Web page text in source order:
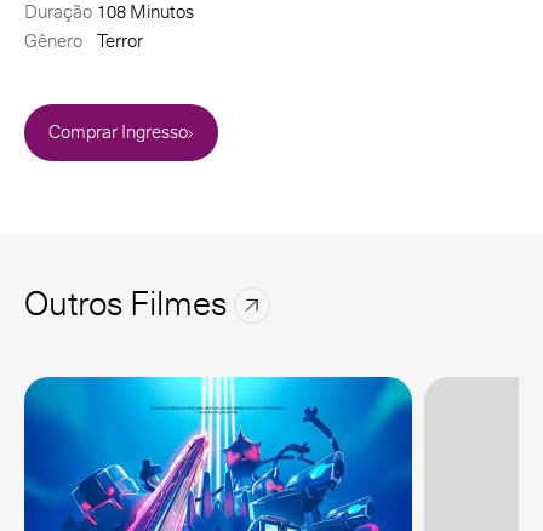
Duração 108 Minutos
Gênero
Terror
Comprar Ingresso
Outros Filmes